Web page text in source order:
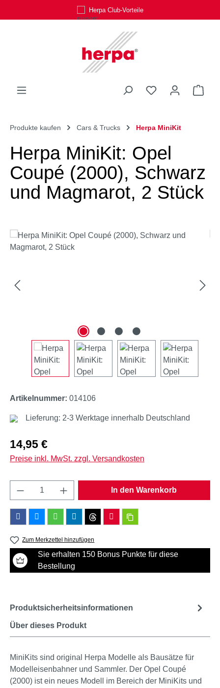
Zum Hauptinhalt springenHerpa Club-Vorteile
Du hast 0
Produkte kaufen Cars & Trucks Herpa MiniKit
Herpa MiniKit: Opel
Coupé (2000), Schwarz
und Magmarot, 2 Stück
Bildergalerie überspringen
Artikelnummer: 014106
Lieferung: 2-3 Werktage innerhalb Deutschland
Regulärer Preis:
14,95 €
Preise inkl. MwSt. zzgl. Versandkosten
Produkt Anzahl: Gib den gewünschten
In den Warenkorb
Zum Merkzettel hinzufügen
Sie erhalten 150 Bonus Punkte für diese
Bestellung
Über dieses Produkt
Produktsicherheitsinformationen
MiniKits sind original Herpa Modelle als Bausätze für
Modelleisenbahner und Sammler. Der Opel Coupé
(2000) ist ein neues Modell im Bereich der MiniKits und